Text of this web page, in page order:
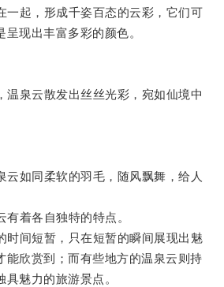
起，形成千姿百态的云彩，它们可
现出丰富多彩的颜色。
泉云散发出丝丝光彩，宛如仙境中
如同柔软的羽毛，随风飘舞，给人
着各自独特的特点。
间短暂，只在短暂的瞬间展现出魅
能欣赏到；而有些地方的温泉云则持
魅力的旅游景点。